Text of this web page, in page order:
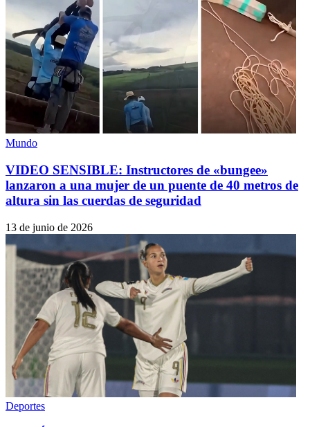
Mundo
VIDEO SENSIBLE: Instructores de «bungee»
lanzaron a una mujer de un puente de 40 metros de
altura sin las cuerdas de seguridad
13 de junio de 2026
Deportes